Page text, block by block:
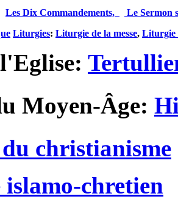
Les Dix Commandements,
Le Sermon
Liturgies: Liturgie de la messe, Liturgie
Moyen-Âge:
christianisme
chretien